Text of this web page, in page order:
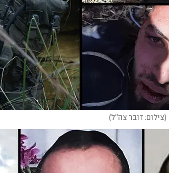
(צילום: דובר צה''ל)